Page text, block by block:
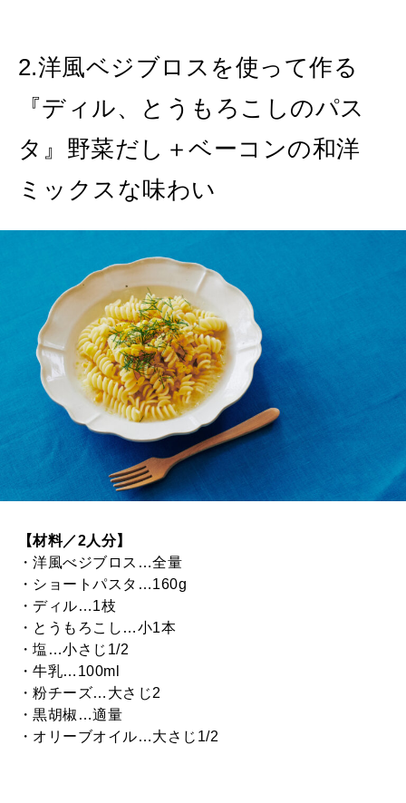
2.洋風ベジブロスを使って作る
『ディル、とうもろこしのパス
タ』野菜だし＋ベーコンの和洋
ミックスな味わい
【材料／2人分】
・洋風べジブロス…全量
・ショートパスタ…160g
・ディル…1枝
・とうもろこし…小1本
・塩…小さじ1/2
・牛乳…100ml
・粉チーズ…大さじ2
・黒胡椒…適量
・オリーブオイル…大さじ1/2